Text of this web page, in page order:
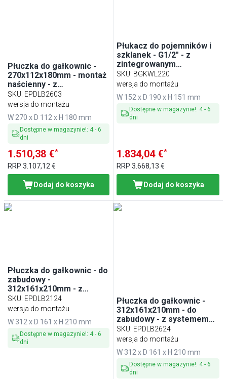
Płuczka do gałkownic -
270x112x180mm - montaż
naścienny - z
automatycznym
zatrzymaniem wody - z
zaworem zwrotnym - z
regulatorem przepływu - z
sitkiem
SKU: EPDLB2603
wersja do montażu
W 270 x D 112 x H 180 mm
Dostępne w magazynie!: 4- 6
dni
1.510,38 €*
RRP 3.107,12 €
Dodaj do koszyka
Płukacz do pojemników i
szklanek - G1/2" - z
zintegrowanym
automatycznym odcięciem
wody
SKU: BGKWL220
wersja do montażu
W 152 x D 190 x H 151 mm
Dostępne w magazynie!: 4- 6
dni
1.834,04 €*
RRP3.668,13 €
Dodaj do koszyka
Płuczka do gałkownic - do
zabudowy -
312x161x210mm - z
zaworem zwrotnym - z
sitkiem
SKU: EPDLB2124
wersja do montażu
W 312 x D 161 x H 210 mm
Dostępne w magazynie!: 4- 6
dni
Płuczka do gałkownic -
312x161x210mm - do
zabudowy - z systemem
myjącym - z
automatycznym
zatrzymaniem wody - z
zaworem zwrotnym - z
regulatorem przepływu - z
sitkiem
SKU: EPDLB2624
wersja do montażu
W 312 x D 161 x H 210 mm
Dostępne w magazynie!: 4- 6
dni